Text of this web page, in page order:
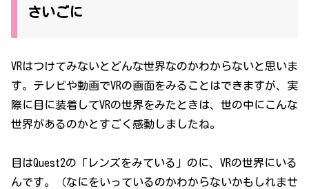
さいごに
VRはつけてみないとどんな世界なのかわからないと思いま
す。テレビや動画でVRの画面をみることはできますが、実
際に目に装着してVRの世界をみたときは、世の中にこんな
世界があるのかとすごく感動しましたね。
目はQuest2の「レンズをみている」のに、VRの世界にいる
んです。（なにをいっているのかわからないかもしれませ